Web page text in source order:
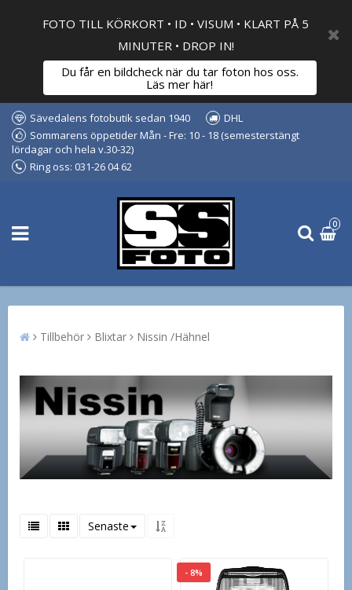
FOTO TILL KÖRKORT • ID • VISUM • KLART PÅ 5
MINUTER • DROP IN!
Du får en bildcheck när du tar foton hos oss.
Läs mer här!
Sävedalens fotobutik sedan 1940
DHL
Sommarens öppetider Mån - Fre: 10 - 18 (semesterstängt
lördagar och hela v.30-32)
Ring oss: 031-26 04 62
0
Tillbehör Blixtar Nissin /Hähnel
Senaste
- 8%